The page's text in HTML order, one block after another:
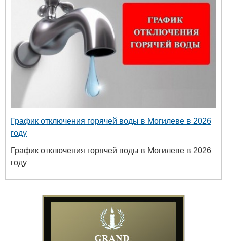
График отключения горячей воды в Могилеве в 2026
году
График отключения горячей воды в Могилеве в 2026
году